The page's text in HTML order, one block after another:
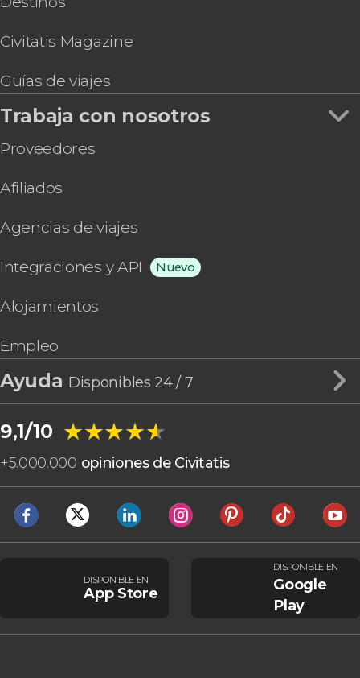
Civitatis Magazine
Guías de viajes
Trabaja con nosotros
Proveedores
Afiliados
Agencias de viajes
Integraciones y API Nuevo
Alojamientos
Empleo
Ayuda Disponibles 24 / 7
9,1/10 ★★★★★
★★★★★
+5.000.000 opiniones de Civitatis
DISPONIBLE EN
App Store
DISPONIBLE EN
Google
Play